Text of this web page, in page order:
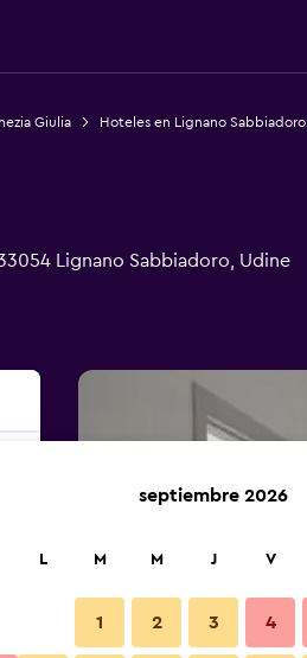
Giulia Hoteles en Lignano Sabbiadoro
Lignano Sabbiadoro, Udine
septiembre 2026
L M M J V
1 2 3 4